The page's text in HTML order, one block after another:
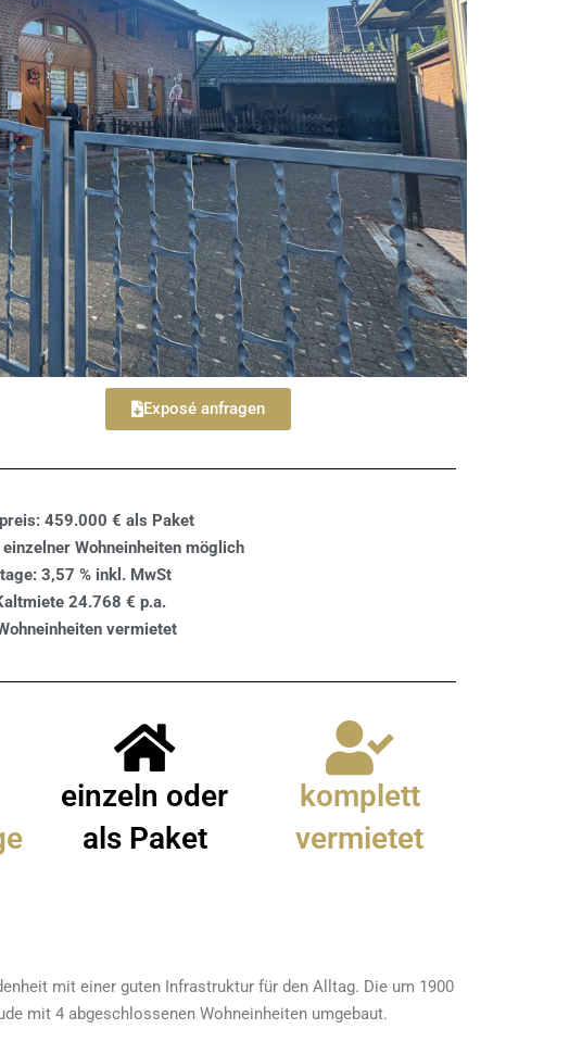
Exposé anfragen
459.000 € als Paket
einzelner Wohneinheiten möglich
3,57 % inkl. MwSt
24.768 € p.a.
vermietet
einzeln oder
als Paket
komplett
vermietet
mit einer guten Infrastruktur für den Alltag. Die um 1900
mit 4 abgeschlossenen Wohneinheiten umgebaut.